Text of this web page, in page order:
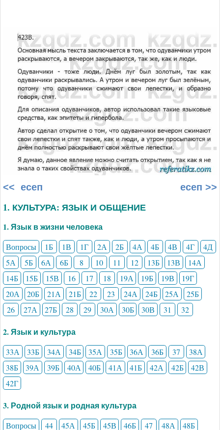
<< есеп есеп >>
1. КУЛЬТУРА: ЯЗЫК И ОБЩЕНИЕ
1. Язык в жизни человека
Вопросы 1Б 1В 1Г 2А 2Б 4А 4Б 4В 4Г
4Д
5А
5Б 6А 6Б 8 10 11 12 13Б 13В
14А
14Б
15Б 15В 16 17 18 19А 19Б 19В
19Г
20А
20Б 21А 21Б 22 23 24А 24Б 25А
25Б
26
27А 27Б 28 29 30А 30Б 30В 31 32
2. Язык и культура
33А 33Б 34А 34Б 35А 35Б 36А 36Б 37
38А
38Б
39А 39Б 40А 40Б 41А 41Б 42А 42Б
42В
42Г
3. Родной язык и родная культура
Вопросы 44 45А 45Б 45В 46Б 47 48А
48Б